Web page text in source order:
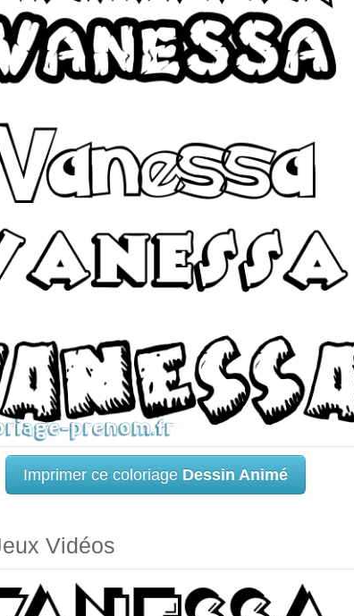
Imprimer ce coloriage Dessin Animé
Vidéos